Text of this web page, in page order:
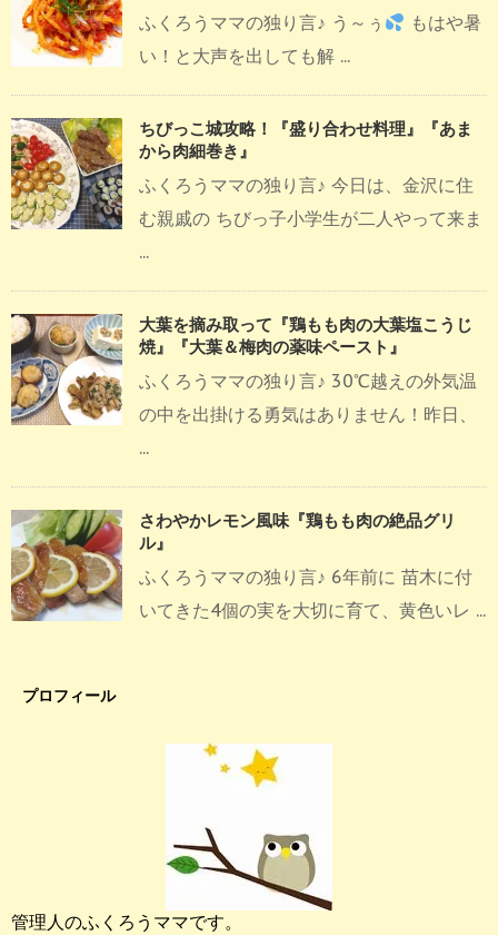
ふくろうママの独り言♪ う～ぅ
もはや暑
い！と大声を出しても解 ...
ちびっこ城攻略！『盛り合わせ料理』『あま
から肉細巻き』
ふくろうママの独り言♪ 今日は、金沢に住
む親戚の ちびっ子小学生が二人やって来ま
...
大葉を摘み取って『鶏もも肉の大葉塩こうじ
焼』『大葉＆梅肉の薬味ペースト』
ふくろうママの独り言♪ 30℃越えの外気温
の中を出掛ける勇気はありません！昨日、
...
さわやかレモン風味『鶏もも肉の絶品グリ
ル』
ふくろうママの独り言♪ 6年前に 苗木に付
いてきた4個の実を大切に育て、黄色いレ ...
プロフィール
管理人のふくろうママです。